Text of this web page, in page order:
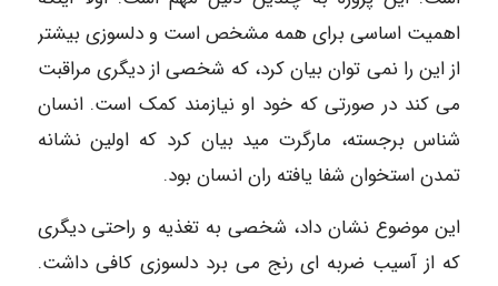
اهمیت اساسی برای همه مشخص است و دلسوزی بیشتر
از این را نمی توان بیان کرد، که شخصی از دیگری مراقبت
می کند در صورتی که خود او نیازمند کمک است. انسان
شناس برجسته، مارگرت مید بیان کرد که اولین نشانه
تمدن استخوان شفا یافته ران انسان بود.
این موضوع نشان داد، شخصی به تغذیه و راحتی دیگری
که از آسیب ضربه ای رنج می برد دلسوزی کافی داشت.